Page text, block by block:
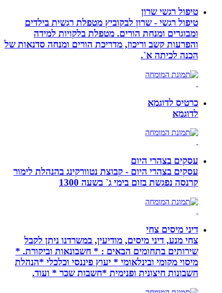
טיפול רגשי שרון
טיפול רגשי - שרון לבקוביץ מטפלת רגשית בילדים
ומבוגרים ומנחת הורים. מטפלת בלקויות למידה
והפרעות קשב וריכוז, מדריכת הורים ומנחה סדנאות של
הכנה לכיתה א`.
כרטיס לדוגמא
לדוגמא
עסקים בצהרי היום
עסקים בצהרי היום - קבוצת נטוורקינג בהנהלת לימור
קרנסה נפגשת בזום בימי ג` בשעה 1300
דיני מיסים צחי
צחי מנע, דיני מיסים, מודיעין, במשרדנו ניתן לקבל
שירותים בתחומים הבאים : * חשבונאות וביקורת. *
מיסוי מקומי ובינלאומי * יעוץ פיננסי וכלכלי *הנהלת
חשבונות חיצונית ופנימית *חשבות שכר * ועוד.